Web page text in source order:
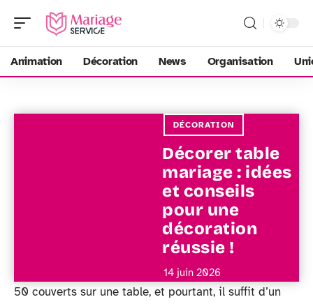
Animation Décoration News Organisation
DÉCORATION
Décorer table
mariage : idées
et conseils
pour une
décoration
réussie !
14 juin 2026
50 couverts sur une table, et pourtant, il suffit d’un